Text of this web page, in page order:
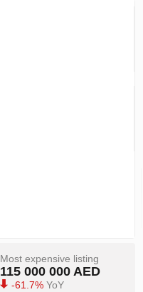
Most expensive listing
115 000 000 AED
-61.7% YoY